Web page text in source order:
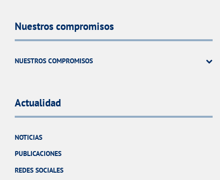
Nuestros compromisos
NUESTROS COMPROMISOS
Actualidad
NOTICIAS
PUBLICACIONES
REDES SOCIALES